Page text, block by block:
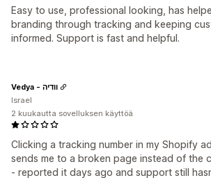
Easy to use, professional looking, has
branding through tracking and keeping
informed. Support is fast and helpful.
Clicking a tracking number in my Shopify
sends me to a broken page instead of the
- reported it days ago and support still
Vedya - וודיה
Israel
2 kuukautta sovelluksen käyttöä